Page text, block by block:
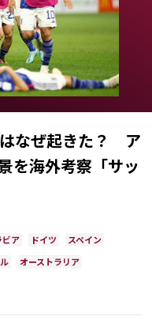
はなぜ起きた？ ア
を海外考察「サッ
ビア ドイツ
スペイン
オーストラリア